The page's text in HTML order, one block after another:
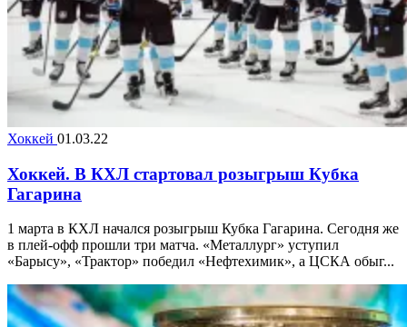
Хоккей 01.03.22
Хоккей. В КХЛ стартовал розыгрыш Кубка
Гагарина
1 марта в КХЛ начался розыгрыш Кубка Гагарина. Сегодня же
в плей-офф прошли три матча. «Металлург» уступил
«Барысу», «Трактор» победил «Нефтехимик», а ЦСКА обыг...